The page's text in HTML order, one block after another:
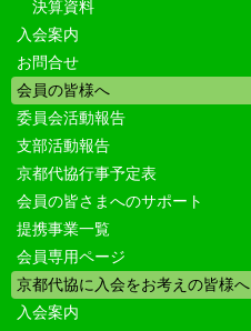
決算資料
入会案内
お問合せ
会員の皆様へ
委員会活動報告
支部活動報告
京都代協行事予定表
会員の皆さまへのサポート
提携事業一覧
会員専用ページ
京都代協に入会をお考えの皆様へ
入会案内